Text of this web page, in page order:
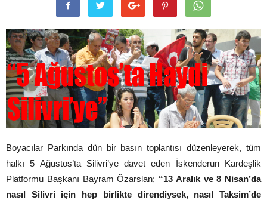
Boyacılar Parkında dün bir basın toplantısı düzenleyerek, tüm
halkı 5 Ağustos’ta Silivri’ye davet eden İskenderun Kardeşlik
Platformu Başkanı Bayram Özarslan; “13 Aralık ve 8 Nisan’da
nasıl Silivri için hep birlikte direndiysek, nasıl Taksim’de